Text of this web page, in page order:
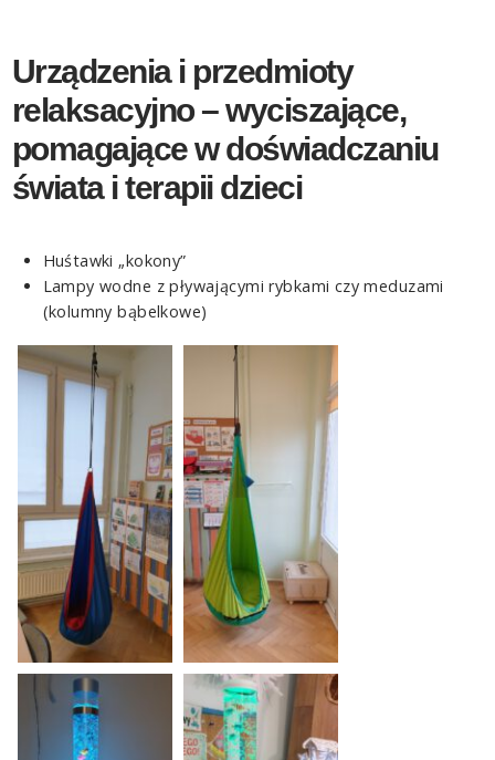
Urządzenia i przedmioty
relaksacyjno – wyciszające,
pomagające w doświadczaniu
świata i terapii dzieci
Huśtawki „kokony”
Lampy wodne z pływającymi rybkami czy meduzami
(kolumny bąbelkowe)